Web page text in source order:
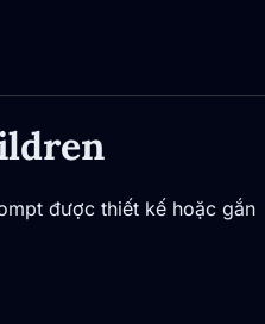
được thiết kế hoặc gắn